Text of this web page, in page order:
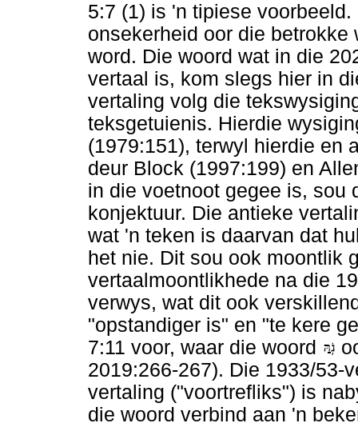
5:7 (1) is 'n tipiese
onsekerheid oor die
word. Die woord wat in die
vertaal is, kom slegs hier in
vertaling volg die
teksgetuienis. Hierdie
(1979:151), terwyl hierdie en
deur Block (1997:199) en
in die voetnoot gegee is, sou
konjektuur. Die antieke
wat 'n teken is daarvan dat
het nie. Dit sou ook moontlik
vertaalmoontlikhede na die
verwys, wat dit ook
"opstandiger is" en "te kere
7:11 voor, waar die woord
2019:266-267). Die 1933/53-
vertaling ("voortrefliks") is
die woord verbind aan 'n